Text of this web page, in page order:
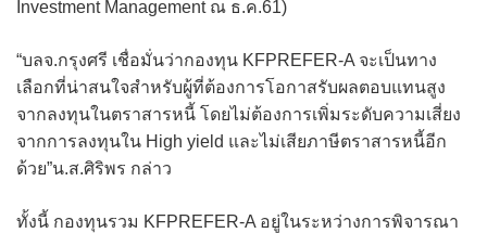
Investment Management ณ ธ.ค.61)
“บลจ.กรุงศรี เชื่อมั่นว่ากองทุน KFPREFER-A จะเป็นทาง
เลือกที่น่าสนใจสำหรับผู้ที่ต้องการโอกาสรับผลตอบแทนสูง
จากลงทุนในตราสารหนี้ โดยไม่ต้องการเพิ่มระดับความเสี่ยง
จากการลงทุนใน High yield และไม่เสียภาษีตราสารหนี้อีก
ด้วย”น.ส.ศิริพร กล่าว
ทั้งนี้ กองทุนรวม KFPREFER-A อยู่ในระหว่างการพิจารณา